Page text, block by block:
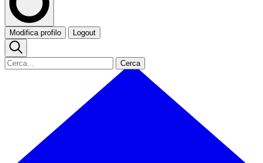
Modifica profilo Logout
Cerca